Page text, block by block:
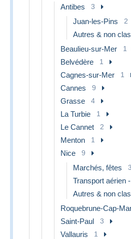
Antibes 3
Juan-les-Pins 2
Autres & non
Beaulieu-sur-Mer 1
Belvédère 1
Cagnes-sur-Mer 1
Cannes 9
Grasse 4
La Turbie 1
Le Cannet 2
Menton 1
Nice 9
Marchés, fêtes 3
Transport aérien
Autres & non
Roquebrune-Cap-
Saint-Paul 3
Vallauris 1